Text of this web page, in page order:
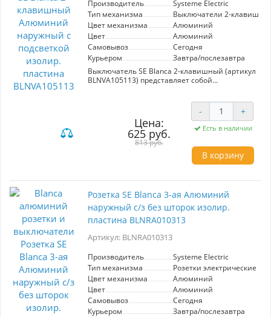
Производитель
Systeme Electric
Тип механизма
Выключатели 2-
Цвет механизма
Алюминий
Цвет
Алюминий
Самовывоз
Сегодня
Курьером
Завтра/послезавтра
Выключатель SE Blanca 2-клавишный (артикул
BLNVA105113) представляет собой
Изготавливается из прочного алюминия,
данный выключатель подходит для открытой
установки и легко интегрируется в любой
дизайн. Он предназначен для работы в сетях
напряжением до 250В и током до 10А, что
делает его надежным выбором для
управления электрическими приборами.
подсветки, благодаря которой выключатель
легко находится даже в темноте.
Двухклавишная конфигурация позволяет
одновременно контролировать два источника
света из одной точки, что обеспечивает
комфортное и функциональное освещение в
вашем доме или офисе. Выбирая выключатель
SE Blanca, вы получаете не только качество
продукций Schneider Electric, но и стильный
элемент, который дополнит ваш интерьер.
Цена:
625 руб.
813 руб.
- +
Есть в наличии
В корзину
Розетка SE Blanca 3-ая Алюминий
наружный с/з без шторок изолир.
пластина BLNRA010313
Артикул: BLNRA010313
Производитель
Systeme Electric
Тип механизма
Розетки электрические
Цвет механизма
Алюминий
Цвет
Алюминий
Самовывоз
Сегодня
Курьером
Завтра/послезавтра